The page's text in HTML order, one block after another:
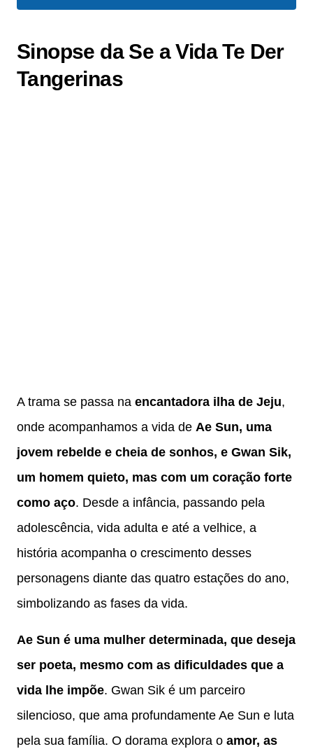
Sinopse da Se a Vida Te Der
Tangerinas
A trama se passa na encantadora ilha de Jeju,
onde acompanhamos a vida de Ae Sun, uma
jovem rebelde e cheia de sonhos, e Gwan Sik,
um homem quieto, mas com um coração forte
como aço. Desde a infância, passando pela
adolescência, vida adulta e até a velhice, a
história acompanha o crescimento desses
personagens diante das quatro estações do ano,
simbolizando as fases da vida.
Ae Sun é uma mulher determinada, que deseja
ser poeta, mesmo com as dificuldades que a
vida lhe impõe. Gwan Sik é um parceiro
silencioso, que ama profundamente Ae Sun e luta
pela sua família. O dorama explora o amor, as